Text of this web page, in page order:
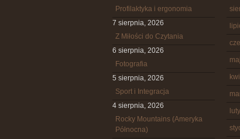
Profilaktyka i ergonomia
7 sierpnia, 2026
Z Miłości do Czytania
6 sierpnia, 2026
Fotografia
5 sierpnia, 2026
Sport i Integracja
4 sierpnia, 2026
Rocky Mountains (Ameryka
Północna)